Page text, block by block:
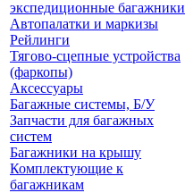
экспедиционные багажники
Автопалатки и маркизы
Рейлинги
Тягово-сцепные устройства
(фаркопы)
Аксессуары
Багажные системы, Б/У
Запчасти для багажных
систем
Багажники на крышу
Комплектующие к
багажникам